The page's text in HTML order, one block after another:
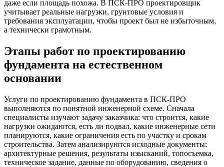
даже если площадь похожа. В ПСК-ПРО проектировщик
учитывает реальные нагрузки, грунтовые условия и
требования эксплуатации, чтобы проект был не избыточным,
а технически грамотным.
Этапы работ по проектированию
фундамента на естественном
основании
Услуги по проектированию фундамента в ПСК-ПРО
выполняются по понятной инженерной схеме. Сначала
специалисты изучают задачу заказчика: что строится, какие
нагрузки ожидаются, есть ли подвал, какие инженерные сети
планируются, какие ограничения есть по участку и срокам
строительства. Затем анализируются исходные документы:
архитектурные решения, результаты изысканий, топосъемка,
техническое задание, данные по оборудованию, сведения о